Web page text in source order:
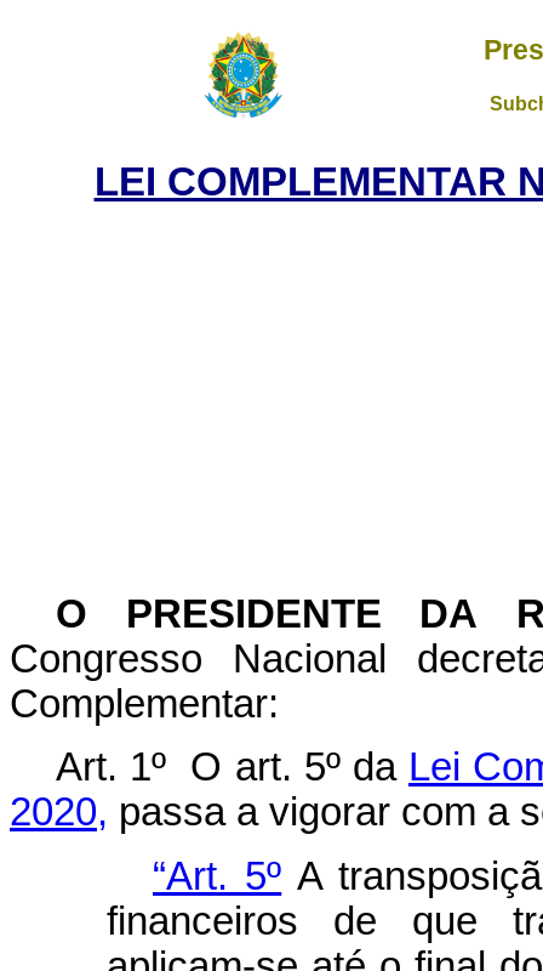
LEI COMPLEMENTAR
O PRESIDENTE DA
Congresso Nacional
Complementar:
Art. 1º O art. 5º da Lei
2020, passa a vigorar com a
“Art. 5º A
financeiros de que